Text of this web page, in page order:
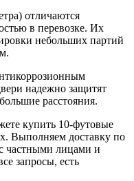
отличаются
в перевозке. Их
небольших партий
надежно защитят
расстояния.
купить 10-футовые
Выполняем доставку по
частными лицами и
запросы, есть